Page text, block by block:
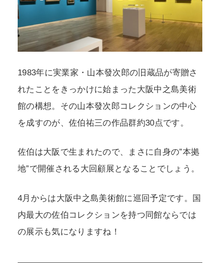
1983年に実業家・山本發次郎の旧蔵品が寄贈さ
れたことをきっかけに始まった大阪中之島美術
館の構想。その山本發次郎コレクションの中心
を成すのが、佐伯祐三の作品群約30点です。
佐伯は大阪で生まれたので、まさに自身の”本拠
地”で開催される大回顧展となることでしょう。
4月からは大阪中之島美術館に巡回予定です。国
内最大の佐伯コレクションを持つ同館ならでは
の展示も気になりますね！